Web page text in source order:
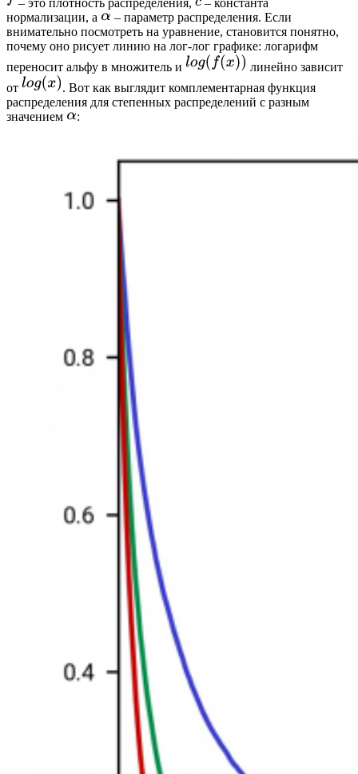
нормализации, а
– параметр распределения. Если
внимательно посмотреть на уравнение, становится понятно,
почему оно рисует линию на лог-лог графике: логарифм
переносит альфу в множитель и
линейно зависит
от
. Вот как выглядит комплементарная функция
распределения для степенных распределений с разным
значением
: